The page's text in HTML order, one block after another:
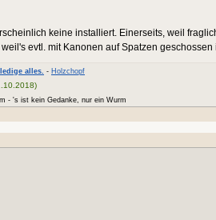
keine installiert. Einerseits, weil
evtl. mit Kanonen auf Spatzen geschossen
alles. - Holzchopf
- 's ist kein Gedanke, nur ein Wurm